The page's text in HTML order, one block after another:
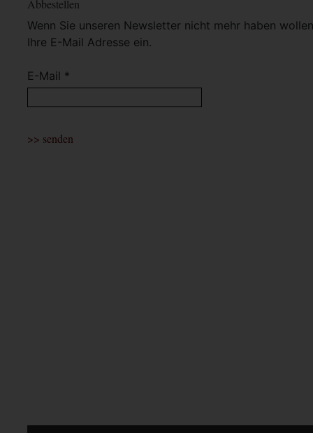
Abbestellen
Wenn Sie unseren Newsletter nicht mehr haben
Ihre E-Mail Adresse ein.
E-Mail *